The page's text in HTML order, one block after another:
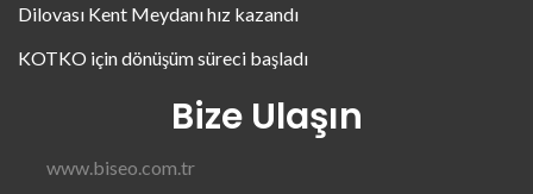
Dilovası Kent Meydanı hız kazandı
KOTKO için dönüşüm süreci başladı
Bize Ulaşın
www.biseo.com.tr